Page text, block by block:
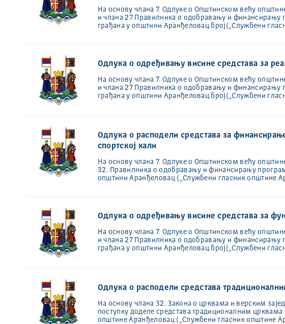
На основу члана 7. Одлуке о Општинском већу
и члана 27 Правилника о одобравању и финансирању
грађана у општини Аранђеловац број(„Службени
Одлука о одређивању висине средстава за
На основу члана 7. Одлуке о Општинском већу
и члана 27 Правилника о одобравању и финансирању
грађана у општини Аранђеловац број(„Службени
Одлука о расподели средстава за
спортској хали
На основу члана 7. Одлуке о Oпштинском већу
32. Правилника о одобравању и финансирању
општини Аранђеловац („Службени гласник општине
Одлука о одређивању висине средстава за
На основу члана 7. Одлуке о Општинском већу
и члана 27 Правилника о одобравању и финансирању
грађана у општини Аранђеловац број(„Службени
Одлука о расподели средстава
На основу члана 32. Закона о црквама и верским
поступку доделе средстава традиционалним
општине Аранђеловац („Службени гласник општине